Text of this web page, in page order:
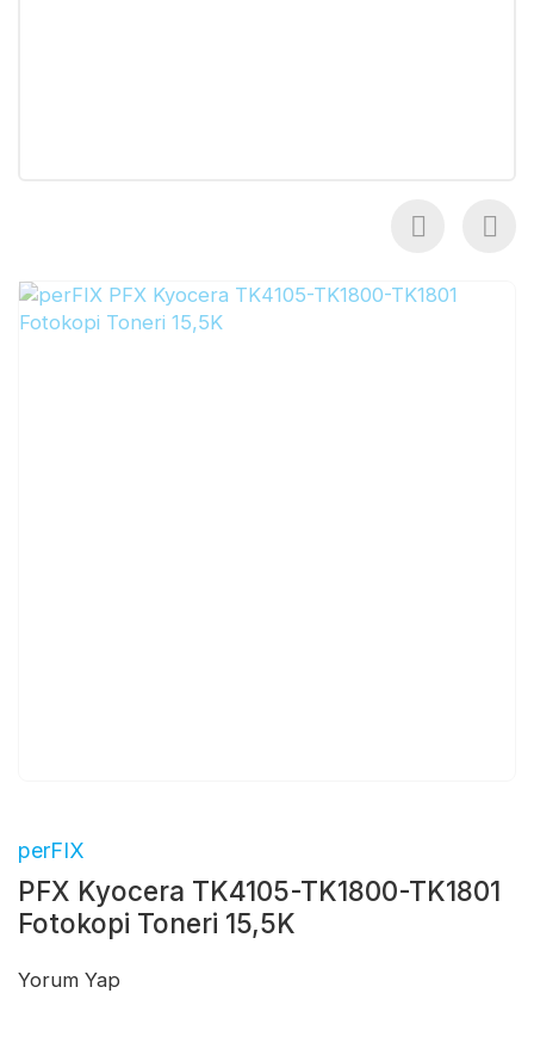
perFIX
PFX Kyocera TK4105-TK1800-TK1801
Fotokopi Toneri 15,5K
Yorum Yap